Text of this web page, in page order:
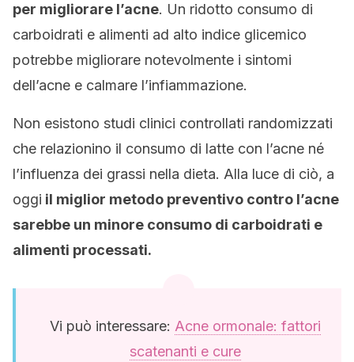
per migliorare l’acne. Un ridotto consumo di
carboidrati e alimenti ad alto indice glicemico
potrebbe migliorare notevolmente i sintomi
dell’acne e calmare l’infiammazione.
Non esistono studi clinici controllati randomizzati
che relazionino il consumo di latte con l’acne né
l’influenza dei grassi nella dieta. Alla luce di ciò, a
oggi il miglior metodo preventivo contro l’acne
sarebbe un minore consumo di carboidrati e
alimenti processati.
Vi può interessare: Acne ormonale: fattori
scatenanti e cure